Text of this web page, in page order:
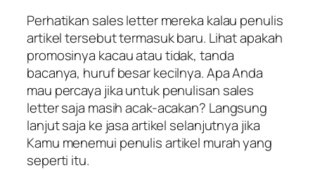
Perhatikan sales letter mereka kalau penulis
artikel tersebut termasuk baru. Lihat apakah
promosinya kacau atau tidak, tanda
bacanya, huruf besar kecilnya. Apa Anda
mau percaya jika untuk penulisan sales
letter saja masih acak-acakan? Langsung
lanjut saja ke jasa artikel selanjutnya jika
Kamu menemui penulis artikel murah yang
seperti itu.